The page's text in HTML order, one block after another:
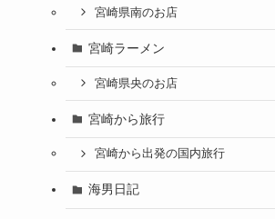
宮崎県南のお店
宮崎ラーメン
宮崎県央のお店
宮崎から旅行
宮崎から出発の国内旅行
海男日記